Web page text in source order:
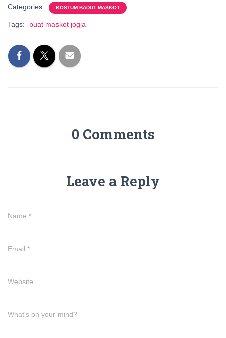
Categories: KOSTUM BADUT MASKOT
Tags: buat maskot jogja
0 Comments
Leave a Reply
Name *
Email *
Website
What's on your mind?